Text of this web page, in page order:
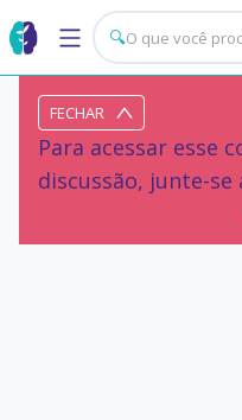
🔍
FECHAR
Para acessar esse
discussão, junte-se